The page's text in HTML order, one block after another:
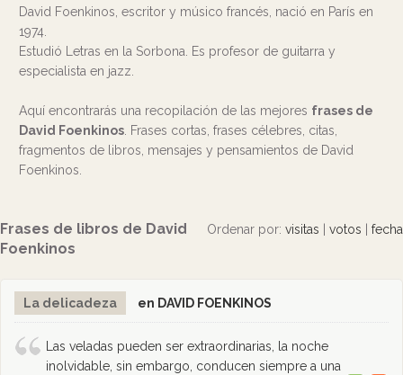
David Foenkinos, escritor y músico francés, nació en París en
1974.
Estudió Letras en la Sorbona. Es profesor de guitarra y
especialista en jazz.
Aquí encontrarás una recopilación de las mejores frases de
David Foenkinos . Frases cortas, frases célebres, citas,
fragmentos de libros, mensajes y pensamientos de David
Foenkinos.
Ordenar por: visitas votos fecha
Frases de libros de David
Foenkinos
La delicadeza en DAVID FOENKINOS
Las veladas pueden ser extraordinarias, la noche
inolvidable, sin embargo, conducen siempre a una